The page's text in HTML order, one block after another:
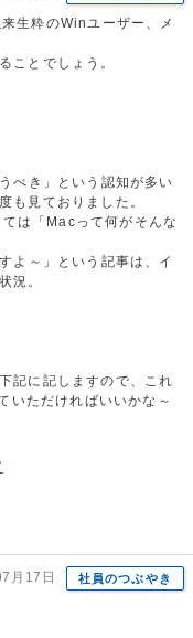
生粋のWinユーザー、メ
ことでしょう。
べき」という認知が多い
も見ておりました。
は「Macって何がそんな
よ～」という記事は、イ
況。
記に記しますので、これ
いただければいいかな～
月17日 社員のつぶやき